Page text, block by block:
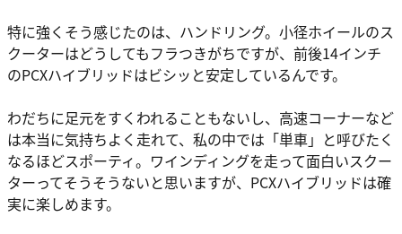
特に強くそう感じたのは、ハンドリング。小径ホイールのス
クーターはどうしてもフラつきがちですが、前後14インチ
のPCXハイブリッドはビシッと安定しているんです。
わだちに足元をすくわれることもないし、高速コーナーなど
は本当に気持ちよく走れて、私の中では「単車」と呼びたく
なるほどスポーティ。ワインディングを走って面白いスクー
ターってそうそうないと思いますが、PCXハイブリッドは確
実に楽しめます。